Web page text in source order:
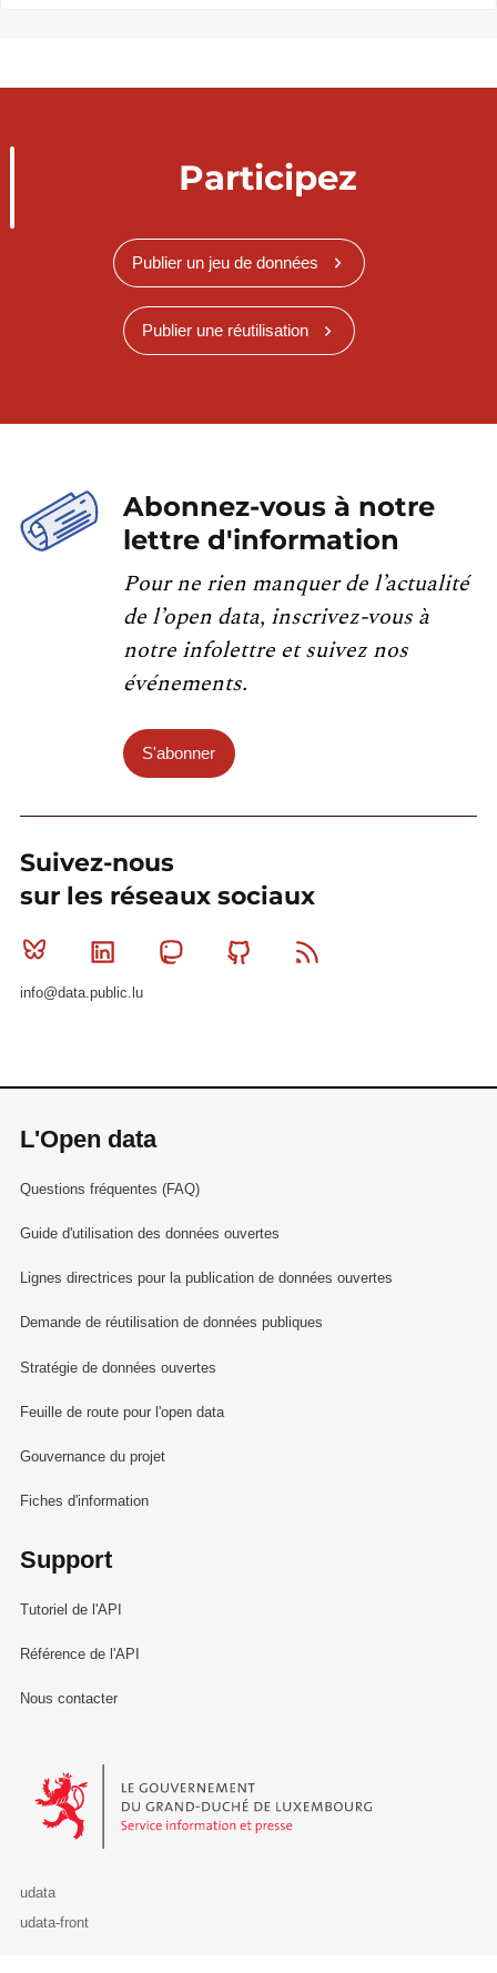
Participez
Publier un jeu de données
Publier une réutilisation
Abonnez-vous à notre
lettre d'information
Pour ne rien manquer de l’actualité
de l’open data, inscrivez-vous à
notre infolettre et suivez nos
événements.
S'abonner
Suivez-nous
sur les réseaux sociaux
Bluesky Linkedin MastodonGithub
info@data.public.lu
L'Open data
Questions fréquentes (FAQ)
Guide d'utilisation des données ouvertes
Lignes directrices pour la publication de données ouvertes
Demande de réutilisation de données publiques
Stratégie de données ouvertes
Feuille de route pour l'open data
Gouvernance du projet
Fiches d'information
Support
Tutoriel de l'API
Référence de l'API
Nous contacter
Le Gouvernement du Grand-Duché de Luxembourg - Service
udata
udata-front